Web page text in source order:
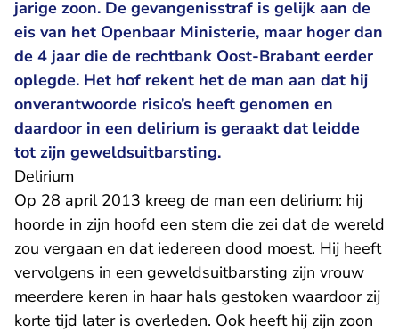
jarige zoon. De gevangenisstraf is gelijk aan de
eis van het Openbaar Ministerie, maar hoger dan
de 4 jaar die de rechtbank Oost-Brabant eerder
oplegde. Het hof rekent het de man aan dat hij
onverantwoorde risico’s heeft genomen en
daardoor in een delirium is geraakt dat leidde
tot zijn geweldsuitbarsting.
Delirium
Op 28 april 2013 kreeg de man een delirium: hij
hoorde in zijn hoofd een stem die zei dat de wereld
zou vergaan en dat iedereen dood moest. Hij heeft
vervolgens in een geweldsuitbarsting zijn vrouw
meerdere keren in haar hals gestoken waardoor zij
korte tijd later is overleden. Ook heeft hij zijn zoon